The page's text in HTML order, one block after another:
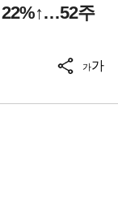
주
가가